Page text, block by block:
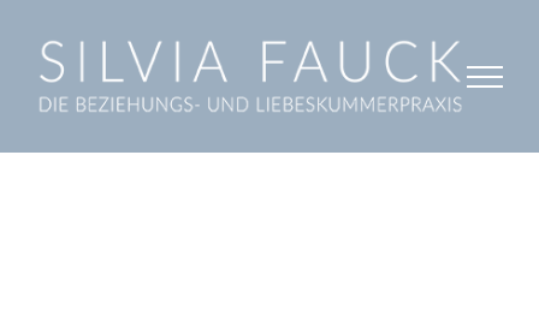
Inhalt
springen